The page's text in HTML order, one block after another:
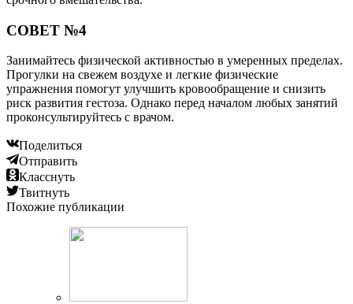
СОВЕТ №4
Занимайтесь физической активностью в умеренных пределах.
Прогулки на свежем воздухе и легкие физические
упражнения помогут улучшить кровообращение и снизить
риск развития гестоза. Однако перед началом любых занятий
проконсультируйтесь с врачом.
Поделиться
Отправить
Класснуть
Твитнуть
Похожие публикации